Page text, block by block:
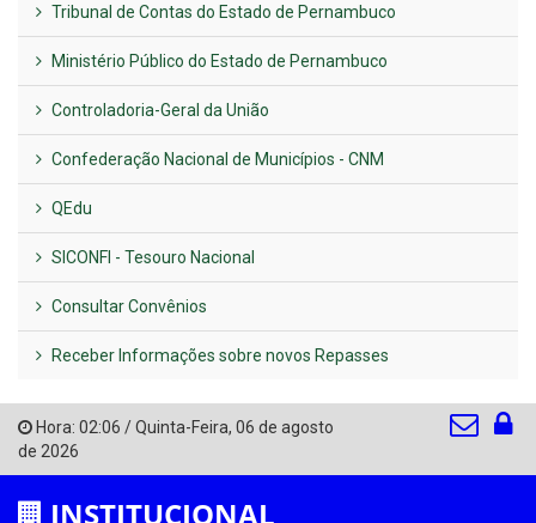
Tribunal de Contas do Estado de Pernambuco
Ministério Público do Estado de Pernambuco
Controladoria-Geral da União
Confederação Nacional de Municípios - CNM
QEdu
SICONFI - Tesouro Nacional
Consultar Convênios
Receber Informações sobre novos Repasses
Hora: 02:06 /Quinta-Feira, 06 de agosto
de 2026
INSTITUCIONAL